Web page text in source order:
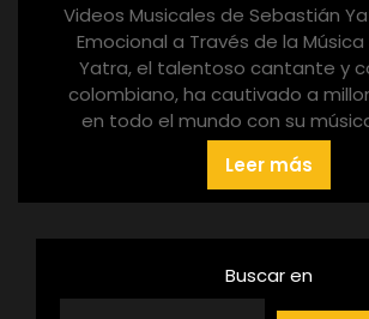
Videos Musicales de Sebastián
Emocional a Través de la
Yatra, el talentoso cantante y
colombiano, ha cautivado a
en todo el mundo con su
Leer más
Buscar en